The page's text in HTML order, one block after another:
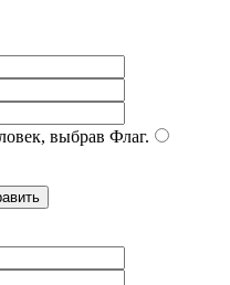
выбрав Флаг.